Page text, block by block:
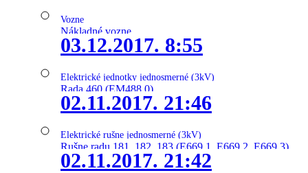
Vozne
Nákladné vozne
03.12.2017. 8:55
Elektrické jednotky jednosmerné (3kV)
Rada 460 (EM488.0)
02.11.2017. 21:46
Elektrické rušne jednosmerné (3kV)
Rušne radu 181, 182, 183 (E669.1, E669.2, E669.3)
02.11.2017. 21:42